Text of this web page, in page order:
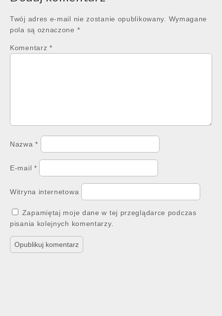
Twój adres e-mail nie zostanie opublikowany.
Wymagane
pola są oznaczone *
Komentarz *
Nazwa*
E-mail *
Witryna internetowa
Zapamiętaj moje dane w tej przeglądarce podczas
pisania kolejnych komentarzy.